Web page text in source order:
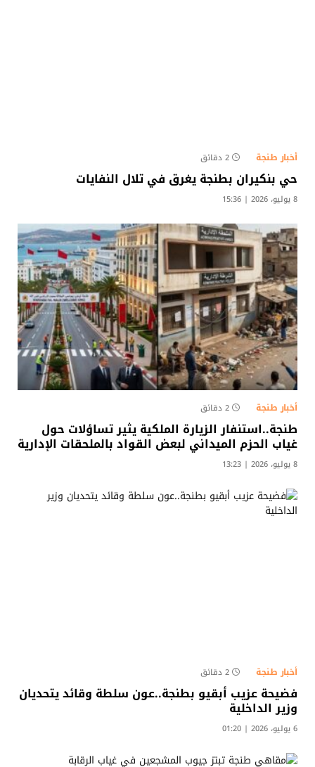
أخبار طنجة 2 دقائق
حي بنكيران بطنجة يغرق في تلال النفايات
8 يوليو، 2026 | 15:36
أخبار طنجة 2 دقائق
طنجة..استنفار الزيارة الملكية يثير تساؤلات حول
غياب الحزم الميداني لبعض القواد بالملحقات الإدارية​
8 يوليو، 2026 | 13:23
أخبار طنجة 2 دقائق
فضيحة عزيب أبقيو بطنجة..عون سلطة وقائد يتحديان
وزير الداخلية
6 يوليو، 2026 | 01:20